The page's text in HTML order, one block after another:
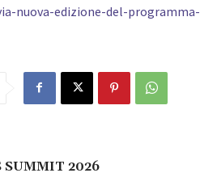
nuova-edizione-del-
SUMMIT 2026